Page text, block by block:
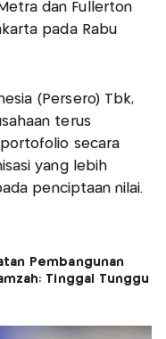
dan Fullerton
pada Rabu
(Persero) Tbk,
terus
secara
yang lebih
penciptaan nilai.
Pembangunan
Tinggal Tunggu